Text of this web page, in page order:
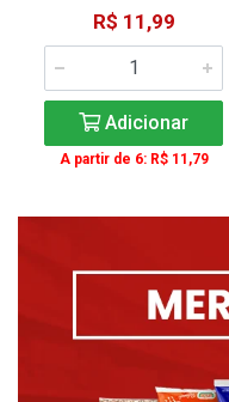
R$ 11,99
Adicionar
A partir de 6: R$ 11,79